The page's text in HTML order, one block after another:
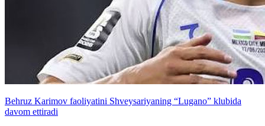
Behruz Karimov faoliyatini Shveysariyaning “Lugano” klubida
davom ettiradi